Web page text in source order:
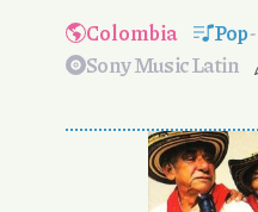
Colombia Pop-
Sony Music Latin